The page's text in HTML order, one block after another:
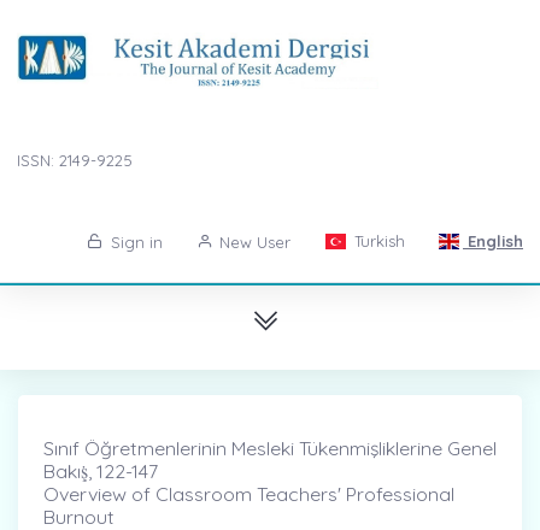
ISSN: 2149-9225
Sign in New User Turkish English
Sınıf Öğretmenlerinin Mesleki Tükenmişliklerine Genel
Bakış̇, 122-147
Overview of Classroom Teachers' Professional
Burnout